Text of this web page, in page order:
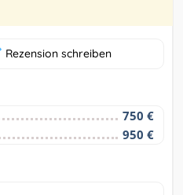
Rezension schreiben
750 €
950 €